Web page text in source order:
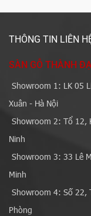
THÔNG TIN LIÊN
SÀN GỖ THÀNH
Showroom 1: LK 05
Xuân - Hà Nội
Showroom 2: Tổ 12,
Ninh
Showroom 3: 33 Lê
Minh
Showroom 4: Số 22,
Phòng